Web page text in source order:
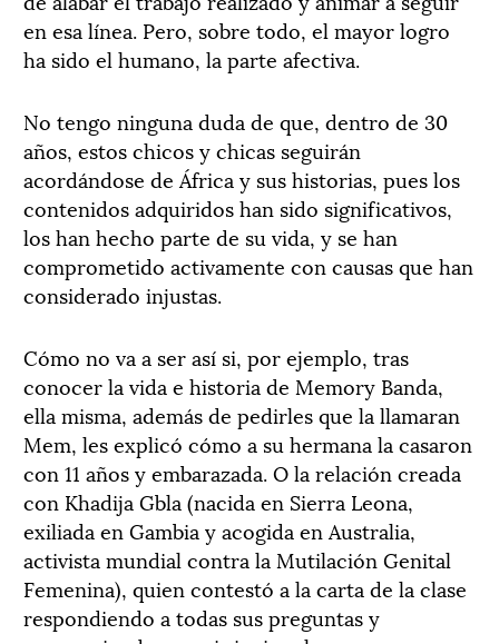
en esa línea. Pero, sobre todo, el mayor logro
ha sido el humano, la parte afectiva.
No tengo ninguna duda de que, dentro de 30
años, estos chicos y chicas seguirán
acordándose de África y sus historias, pues los
contenidos adquiridos han sido significativos,
los han hecho parte de su vida, y se han
comprometido activamente con causas que han
considerado injustas.
Cómo no va a ser así si, por ejemplo, tras
conocer la vida e historia de Memory Banda,
ella misma, además de pedirles que la llamaran
Mem, les explicó cómo a su hermana la casaron
con 11 años y embarazada. O la relación creada
con Khadija Gbla (nacida en Sierra Leona,
exiliada en Gambia y acogida en Australia,
activista mundial contra la Mutilación Genital
Femenina), quien contestó a la carta de la clase
respondiendo a todas sus preguntas y